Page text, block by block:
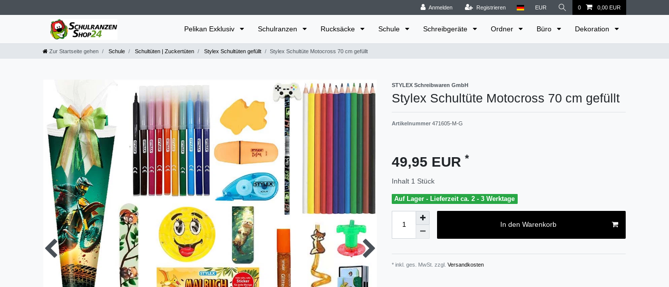
Anmelden Registrieren EUR 0 0,00 EUR
Pelikan Exklusiv Schulranzen Rucksäcke Schule Schreibgeräte Ordner Büro Dekoration
Zur Startseite gehen Schule Schultüten | Zuckertüten Stylex Schultüten gefüllt Stylex Schultüte Motocross 70 cm gefüllt
STYLEX Schreibwaren GmbH
Stylex Schultüte Motocross 70 cm gefüllt
Artikelnummer 471605-M-G
49,95 EUR *
Inhalt 1 Stück
Auf Lager - Lieferzeit ca. 2 - 3 Werktage
In den Warenkorb
* inkl. ges. MwSt. zzgl. Versandkosten